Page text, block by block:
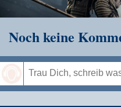
Noch keine